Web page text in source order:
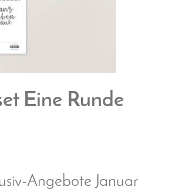
Eine Runde
Angebote Januar